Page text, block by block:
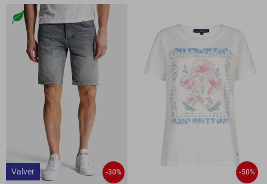
Valver -30% -50%